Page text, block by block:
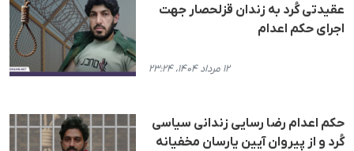
عقیدتی کُرد به زندان قزلحصار جهت
اجرای حکم اعدام
۱۲ مرداد ۱۴۰۴، ۲۳:۲۴
حکم اعدام رضا رسایی زندانی سیاسی
کُرد و از پیروان آیین یارسان مخفیانه